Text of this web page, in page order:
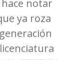
notar
ya roza